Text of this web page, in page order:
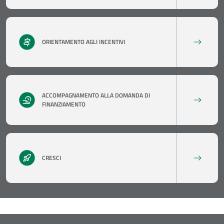
ORIENTAMENTO AGLI INCENTIVI
ACCOMPAGNAMENTO ALLA DOMANDA DI
FINANZIAMENTO
CRESCI